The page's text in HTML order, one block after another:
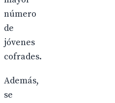
número
de
jóvenes
cofrades.
Además,
se